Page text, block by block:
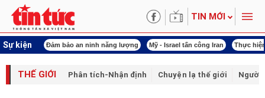
TIN MỚI
Sự kiện
ninh năng lượng Mỹ - Israel tấn công Iran Thực hiện Nghị quyết 80 Thực
THẾ GIỚI Phân tích-Nhận định Chuyện lạ thế giới Người